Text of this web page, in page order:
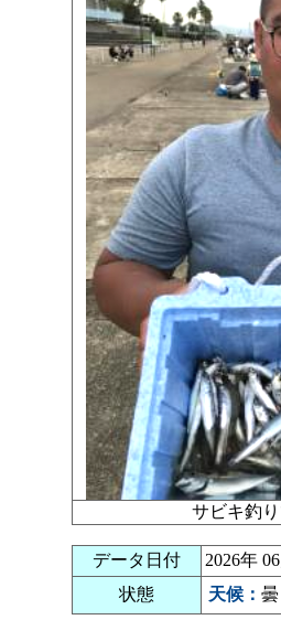
サビキ釣
データ日付
2026年
状態
天候： 曇